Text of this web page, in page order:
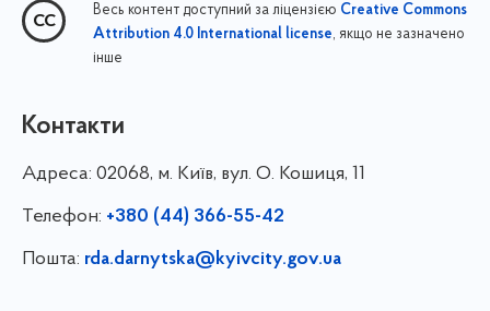
Весь контент доступний за ліцензією Creative Commons
Attribution 4.0 International license, якщо не зазначено
інше
Контакти
Адреса: 02068, м. Київ, вул. О. Кошиця, 11
Телефон: +380 (44) 366-55-42
Пошта: rda.darnytska@kyivcity.gov.ua